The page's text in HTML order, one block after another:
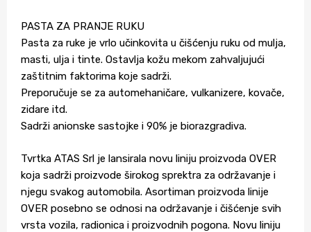
PASTA ZA PRANJE RUKU
Pasta za ruke je vrlo učinkovita u čišćenju ruku od mulja,
masti, ulja i tinte. Ostavlja kožu mekom zahvaljujući
zaštitnim faktorima koje sadrži.
Preporučuje se za automehaničare, vulkanizere, kovače,
zidare itd.
Sadrži anionske sastojke i 90% je biorazgradiva.
Tvrtka ATAS Srl je lansirala novu liniju proizvoda OVER
koja sadrži proizvode širokog sprektra za održavanje i
njegu svakog automobila. Asortiman proizvoda linije
OVER posebno se odnosi na održavanje i čišćenje svih
vrsta vozila, radionica i proizvodnih pogona. Novu liniju